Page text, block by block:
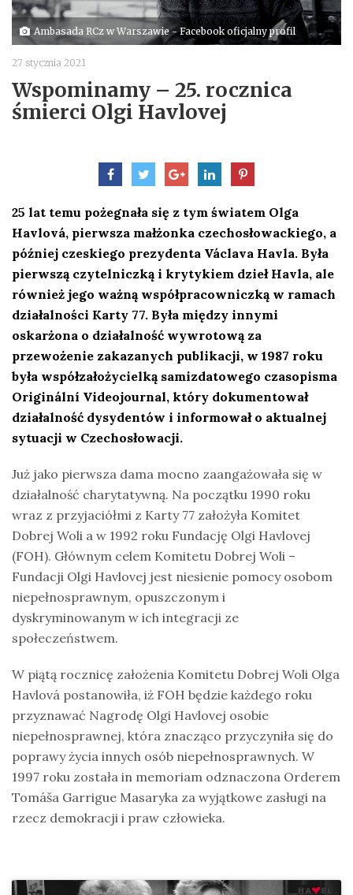
Ambasada RCz w Warszawie - Facebook oficjalny profil
27 stycznia 2021
Wspominamy – 25. rocznica
śmierci Olgi Havlovej
25 lat temu pożegnała się z tym światem Olga
Havlová, pierwsza małżonka czechosłowackiego, a
później czeskiego prezydenta Václava Havla. Była
pierwszą czytelniczką i krytykiem dzieł Havla, ale
również jego ważną współpracowniczką w ramach
działalności Karty 77. Była między innymi
oskarżona o działalność wywrotową za
przewożenie zakazanych publikacji, w 1987 roku
była współzałożycielką samizdatowego czasopisma
Originální Videojournal, który dokumentował
działalność dysydentów i informował o aktualnej
sytuacji w Czechosłowacji.
Już jako pierwsza dama mocno zaangażowała się w
działalność charytatywną. Na początku 1990 roku
wraz z przyjaciółmi z Karty 77 założyła Komitet
Dobrej Woli a w 1992 roku Fundację Olgi Havlovej
(FOH). Głównym celem Komitetu Dobrej Woli –
Fundacji Olgi Havlovej jest niesienie pomocy osobom
niepełnosprawnym, opuszczonym i
dyskryminowanym w ich integracji ze
społeczeństwem.
W piątą rocznicę założenia Komitetu Dobrej Woli Olga
Havlová postanowiła, iż FOH będzie każdego roku
przyznawać Nagrodę Olgi Havlovej osobie
niepełnosprawnej, która znacząco przyczyniła się do
poprawy życia innych osób niepełnosprawnych. W
1997 roku została in memoriam odznaczona Orderem
Tomáša Garrigue Masaryka za wyjątkowe zasługi na
rzecz demokracji i praw człowieka.